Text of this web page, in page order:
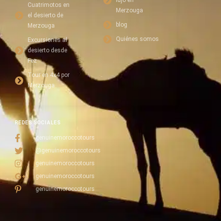
REDES SOCIALES
genuinemoroccotours
@genuinemoroccotours
genuinemoroccotours
genuinemoroccotours
genuinemoroccotours
Merzouga
blog
Quiénes somos
Cuatrimotos en
el desierto de
Merzouga
Excursiones al
desierto desde
Fez
Tour en 4x4 por
Merzouga